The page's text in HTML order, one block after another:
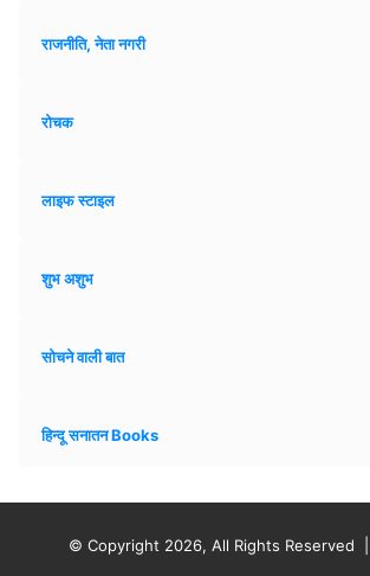
राजनीति, नेता नगरी
रोचक
लाइफ स्टाइल
शुभ अशुभ
सोचने वाली बात
हिन्दू सनातन Books
© Copyright 2026, All Rights Reserved |